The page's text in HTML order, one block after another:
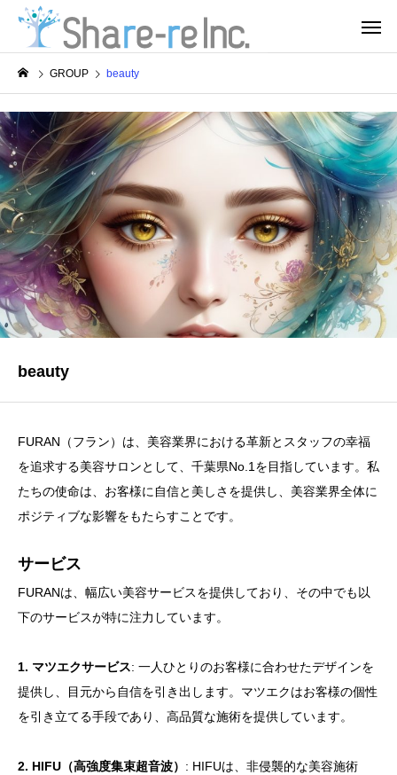
GROUP beauty
beauty
FURAN（フラン）は、美容業界における革新とスタッフの幸福
を追求する美容サロンとして、千葉県No.1を目指しています。私
たちの使命は、お客様に自信と美しさを提供し、美容業界全体に
ポジティブな影響をもたらすことです。
サービス
FURANは、幅広い美容サービスを提供しており、その中でも以
下のサービスが特に注力しています。
1. マツエクサービス: 一人ひとりのお客様に合わせたデザインを
提供し、目元から自信を引き出します。マツエクはお客様の個性
を引き立てる手段であり、高品質な施術を提供しています。
2. HIFU（高強度集束超音波） : HIFUは、非侵襲的な美容施術